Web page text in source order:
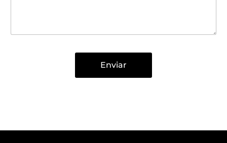
Enviar